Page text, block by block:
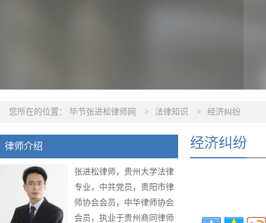
您所在的位置： 毕节张进松律师网 > 法律知识 > 经济纠纷
律师介绍
张进松律师，贵州大学法律
专业，中共党员，贵阳市律
师协会会员，中华律师协会
会员，执业于贵州商同律师
经济纠纷